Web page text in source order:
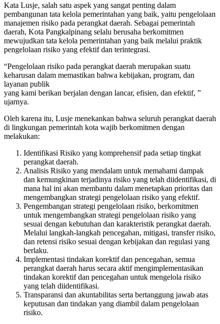
Kata Lusje, salah satu aspek yang sangat penting dalam
pembangunan tata kelola pemerintahan yang baik, yaitu pengelolaan
manajemen risiko pada perangkat daerah. Sebagai pemerintah
daerah, Kota Pangkalpinang selalu berusaha berkomitmen
mewujudkan tata kelola pemerintahan yang baik melalui praktik
pengelolaan risiko yang efektif dan terintegrasi.
“Pengelolaan risiko pada perangkat daerah merupakan suatu
keharusan dalam memastikan bahwa kebijakan, program, dan
layanan publik
yang kami berikan berjalan dengan lancar, efisien, dan efektif, ”
ujarnya.
Oleh karena itu, Lusje menekankan bahwa seluruh perangkat daerah
di lingkungan pemerintah kota wajib berkomitmen dengan
melakukan:
Identifikasi Risiko yang komprehensif pada setiap tingkat
perangkat daerah.
Analisis Risiko yang mendalam untuk memahami dampak
dan kemungkinan terjadinya risiko yang telah diidentifikasi, di
mana hal ini akan membantu dalam menetapkan prioritas dan
mengembangkan strategi pengelolaan risiko yang efektif.
Pengembangan strategi pengelolaan risiko, berkomitmen
untuk mengembangkan strategi pengelolaan risiko yang
sesuai dengan kebutuhan dan karakteristik perangkat daerah.
Melalui langkah-langkah pencegahan, mitigasi, transfer risiko,
dan retensi risiko sesuai dengan kebijakan dan regulasi yang
berlaku.
Implementasi tindakan korektif dan pencegahan, semua
perangkat daerah harus secara aktif mengimplementasikan
tindakan korektif dan pencegahan untuk mengelola risiko
yang telah diidentifikasi.
Transparansi dan akuntabilitas serta bertanggung jawab atas
keputusan dan tindakan yang diambil dalam pengelolaan
risiko.